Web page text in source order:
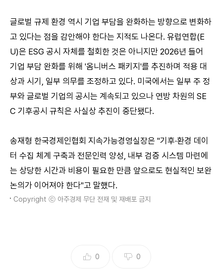
글로벌 규제 환경 역시 기업 부담을 완화하는 방향으로 변화하
고 있다는 점을 감안해야 한다는 지적도 나온다. 유럽연합(E
U)은 ESG 공시 자체를 철회한 것은 아니지만 2026년 들어
기업 부담 완화를 위해 '옴니버스 패키지'를 추진하며 적용 대
상과 시기, 일부 의무를 조정하고 있다. 미국에서는 일부 주 정
부와 글로벌 기업의 공시는 계속되고 있으나 연방 차원의 SE
C 기후공시 규칙은 사실상 추진이 중단됐다.
송재형 한국경제인협회 지속가능경영실장은 "기후·환경 데이
터 수집 체계 구축과 전문인력 양성, 내부 검증 시스템 마련에
는 상당한 시간과 비용이 필요한 만큼 앞으로도 현실적인 보완
논의가 이어져야 한다"고 말했다.
Copyright ⓒ 아주경제 무단 전재 및 재배포 금지
0 0